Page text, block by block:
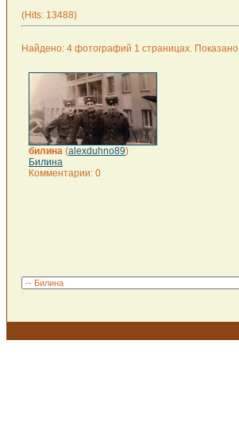
(Hits: 13488)
Найдено: 4 фотографий 1 страницах.
билина (alexduhno89)
Билина
Комментарии: 0